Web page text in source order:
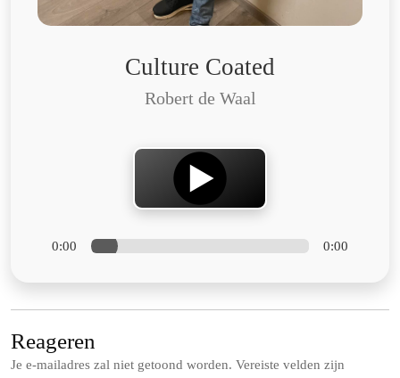
Culture Coated
Robert de Waal
0:00 0:00
Reageren
Je e-mailadres zal niet getoond worden. Vereiste velden zijn